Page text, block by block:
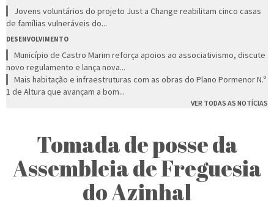
Jovens voluntários do projeto Just a Change reabilitam cinco casas
de famílias vulneráveis do...
DESENVOLVIMENTO
Município de Castro Marim reforça apoios ao associativismo, discute
novo regulamento e lança nova...
Mais habitação e infraestruturas com as obras do Plano Pormenor N.º
1 de Altura que avançam a bom...
VER TODAS AS NOTÍCIAS
Tomada de posse da
Assembleia de Freguesia
do Azinhal